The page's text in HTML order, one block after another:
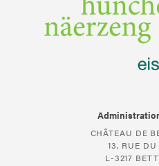
CHÂTEAU DE
13, RUE
L-3217